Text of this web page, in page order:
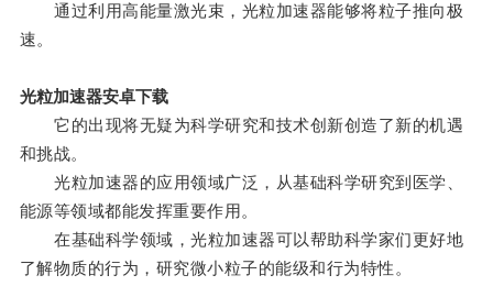
通过利用高能量激光束，光粒加速器能够将粒子推向极
速。
光粒加速器安卓下载
它的出现将无疑为科学研究和技术创新创造了新的机遇
和挑战。
光粒加速器的应用领域广泛，从基础科学研究到医学、
能源等领域都能发挥重要作用。
在基础科学领域，光粒加速器可以帮助科学家们更好地
了解物质的行为，研究微小粒子的能级和行为特性。